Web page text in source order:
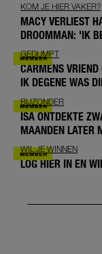
KOM JE HIER VAKER?
MACY VERLIEST
DROOMMAN: 'IK
GEDUMPT
CARMENS
IK DEGENE WAS
BIJZONDER
ISA ONTDEKTE
MAANDEN LATER
WIL JE WINNEN
LOG HIER IN EN